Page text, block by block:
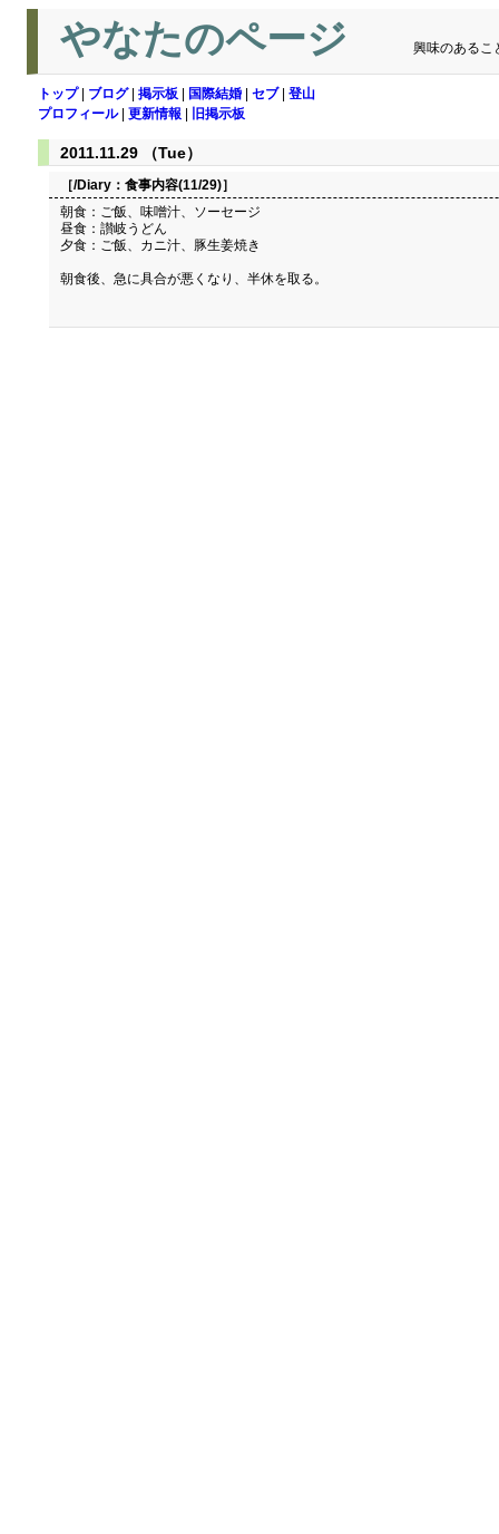
やなたのページ 興味のあるこ
トップ| ブログ| 掲示板 国際結婚 セブ| 登山
プロフィール| 更新情報 旧掲示板
2011.11.29 （Tue）
［/Diary： 食事内容(11/29)］
朝食：ご飯、味噌汁、ソーセージ
昼食：讃岐うどん
夕食：ご飯、カニ汁、豚生姜焼き
朝食後、急に具合が悪くなり、半休を取る。